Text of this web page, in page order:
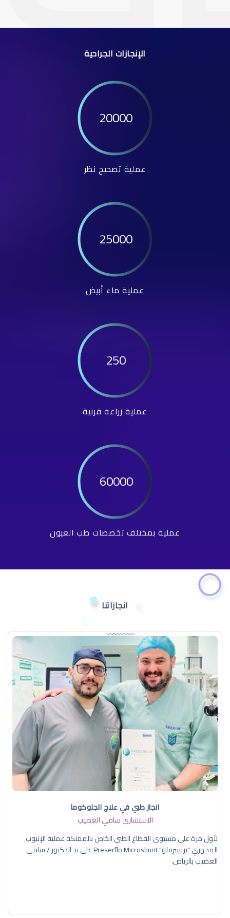
الإنجازات الجراحية
20000
عملية تصحيح نظر
25000
عملية ماء أبيض
250
عملية زراعة قرنية
60000
عملية بمختلف تخصصات طب العيون
انجازاتنا
انجاز طبي في علاج الجلوكوما
الاستشاري سامي العضيب
لأول مرة على مستوى القطاع الطبي الخاص بالمملكة عملية الإنبوب
المجهري "بريسرفلو" Preserflo Microshunt على يد الدكتور / سامي
العضيب بالرياض.